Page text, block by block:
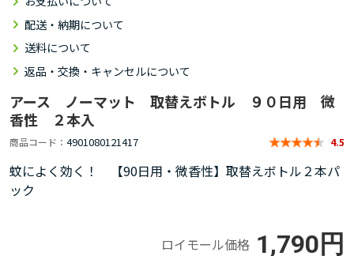
配送・納期について
送料について
返品・交換・キャンセルについて
アース ノーマット 取替えボトル ９０日用 微
香性 ２本入
商品コード 4901080121417 4.5
蚊によく効く！ 【90日用・微香性】取替えボトル２本パ
ック
ロイモール価格 1,790円